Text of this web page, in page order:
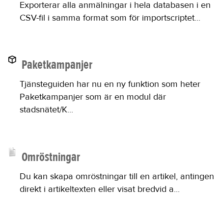
Exporterar alla anmälningar i hela databasen i en
CSV-fil i samma format som för importscriptet...
Paketkampanjer
Tjänsteguiden har nu en ny funktion som heter
Paketkampanjer som är en modul där
stadsnätet/K...
Omröstningar
Du kan skapa omröstningar till en artikel, antingen
direkt i artikeltexten eller visat bredvid a...